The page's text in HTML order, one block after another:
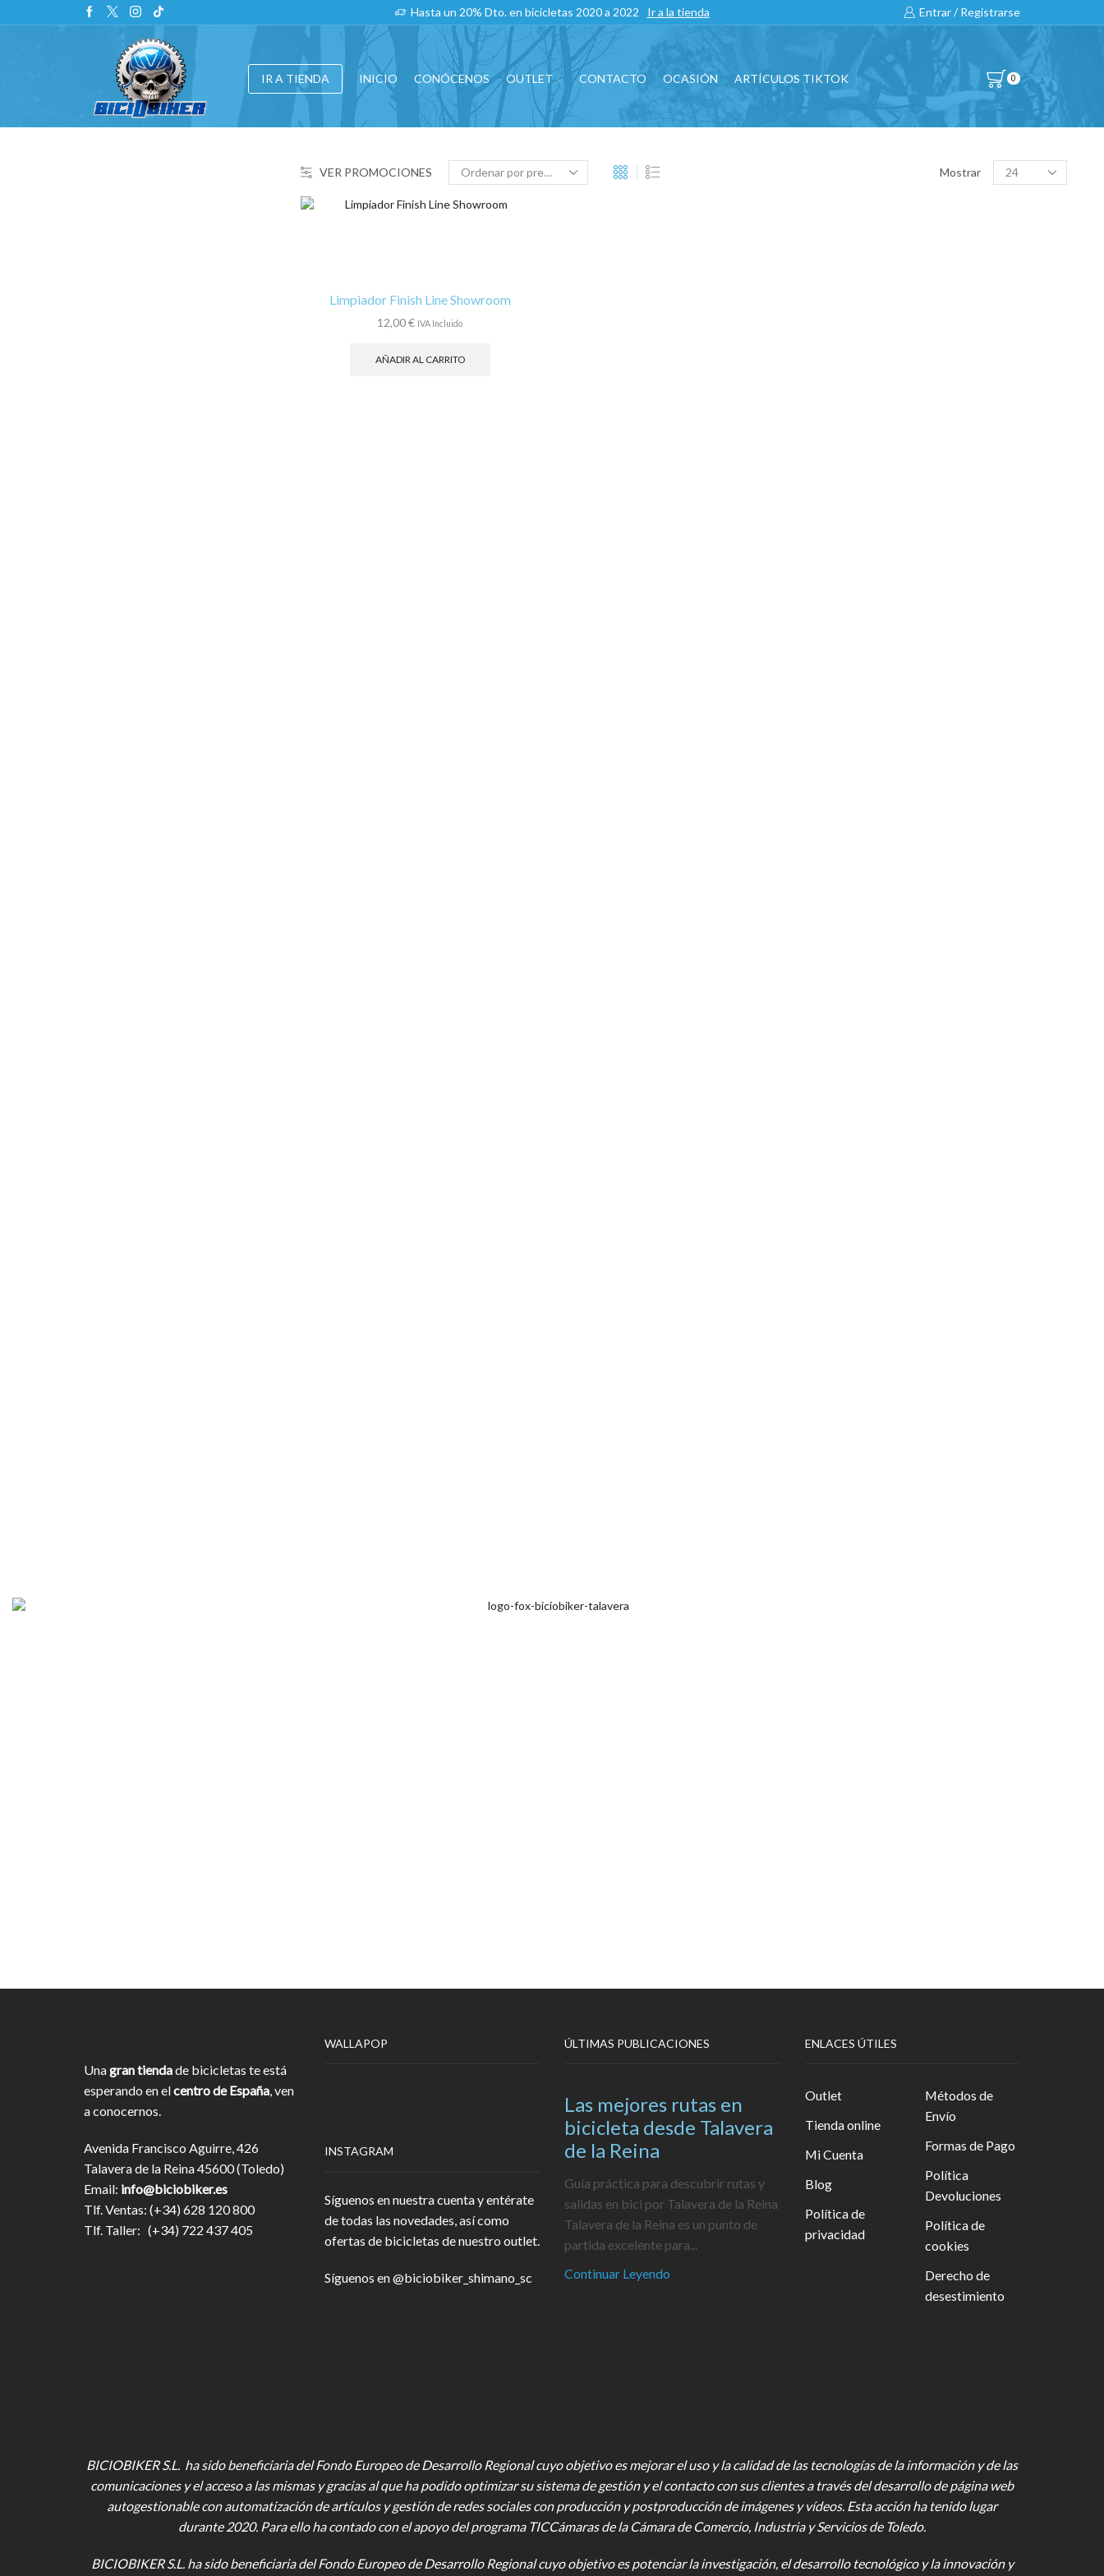
Hasta un 20% Dto. en bicicletas 2020 a 2022 Ir a la tienda Entrar / Registrarse
IR A TIENDA INICIO CONÓCENOS OUTLET CONTACTO OCASIÓN ARTÍCULOS TIKTOK 0
VER PROMOCIONES Mostrar
Products
per
Limpiador Finish Line Showroom
12,00€ IVA Incluido
AÑADIR AL CARRITO
Unagran tiendade bicicletas te está
esperando en elcentro de España, ven
a conocernos.
Avenida Francisco Aguirre, 426
Talavera de la Reina 45600 (Toledo)
Email: info@biciobiker.es
Tlf. Ventas: (+34) 628 120 800
Tlf. Taller: (+34) 722 437 405
WALLAPOP
INSTAGRAM
Síguenos en nuestra cuenta y entérate
de todas las novedades, así como
ofertas de bicicletas de nuestro outlet.
Síguenos en@biciobiker_shimano_sc
ÚLTIMAS PUBLICACIONES
Las mejores rutas en
bicicleta desde Talavera
de la Reina
Guía práctica para descubrir rutas y
salidas en bici por Talavera de la Reina
Talavera de la Reina es un punto de
partida excelente para...
Continuar Leyendo
ENLACES ÚTILES
Outlet
Tienda online
Mi Cuenta
Blog
Política de
privacidad
Métodos de
Envío
Formas de Pago
Política
Devoluciones
Política de
cookies
Derecho de
desestimiento
BICIOBIKER S.L. ha sido beneficiaria del Fondo Europeo de Desarrollo Regional cuyo objetivo es mejorar el uso y la calidad de las tecnologías de la información y de las
comunicaciones y el acceso a las mismas y gracias al que ha podido optimizar su sistema de gestión y el contacto con sus clientes a través del desarrollo de página web
autogestionable con automatización de artículos y gestión de redes sociales con producción y postproducción de imágenes y vídeos. Esta acción ha tenido lugar
durante 2020. Para ello ha contado con el apoyo del programa TICCámaras de la Cámara de Comercio, Industria y Servicios de Toledo.
BICIOBIKER S.L. ha sido beneficiaria del Fondo Europeo de Desarrollo Regional cuyo objetivo es potenciar la investigación, el desarrollo tecnológico y la innovación y